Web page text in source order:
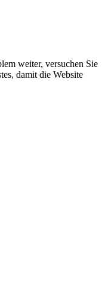
weiter, versuchen Sie
damit die Website